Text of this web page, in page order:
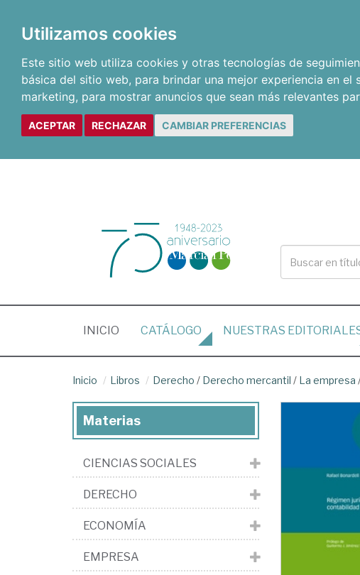
Utilizamos cookies
Este sitio web utiliza cookies y otras tecnologías de
básica del sitio web, para brindar una mejor experiencia en el
marketing, para mostrar anuncios que sean más relevantes
ACEPTAR RECHAZAR CAMBIAR PREFERENCIAS
INICIO (CURRENT)
CATÁLOGO NUESTRAS
Inicio Libros Derecho / Derecho mercantil / La empresa
Materias
CIENCIAS SOCIALES
DERECHO
ECONOMÍA
EMPRESA